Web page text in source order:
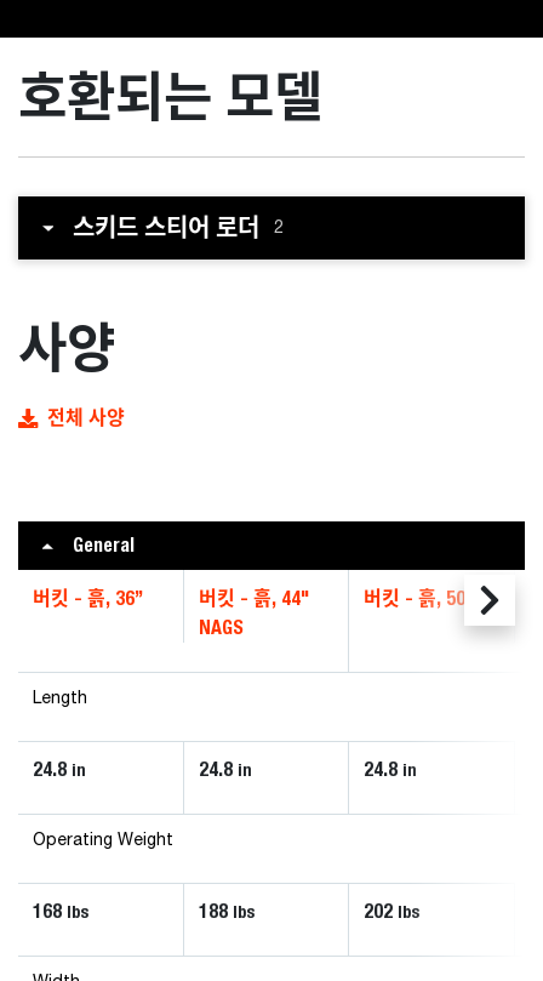
호환되는 모델
스키드 스티어 로더 2
사양
전체 사양
General
버킷 - 흙, 36”
버킷 - 흙, 44"
NAGS
버킷 - 흙, 50”
Length
24.8 in 24.8 in 24.8 in
Operating Weight
168 lbs 188 lbs 202 lbs